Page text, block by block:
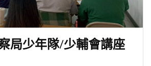
局少年隊/少輔會講座